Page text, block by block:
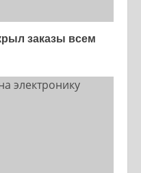
заказы всем